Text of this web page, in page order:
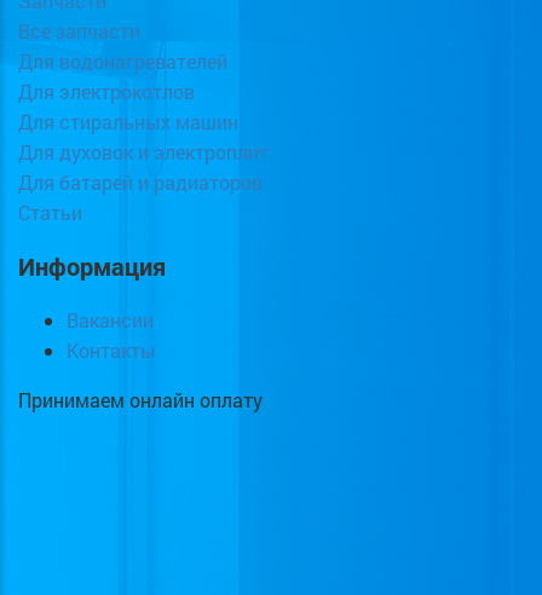
Все запчасти
Для водонагревателей
Для электрокотлов
Для стиральных машин
Для духовок и электроплит
Для батарей и радиаторов
Статьи
Информация
Вакансии
Контакты
Принимаем онлайн оплату